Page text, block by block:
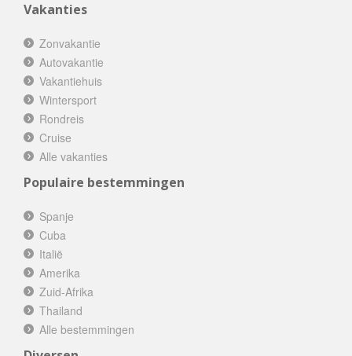
Vakanties
Zonvakantie
Autovakantie
Vakantiehuis
Wintersport
Rondreis
Cruise
Alle vakanties
Populaire bestemmingen
Spanje
Cuba
Italië
Amerika
Zuid-Afrika
Thailand
Alle bestemmingen